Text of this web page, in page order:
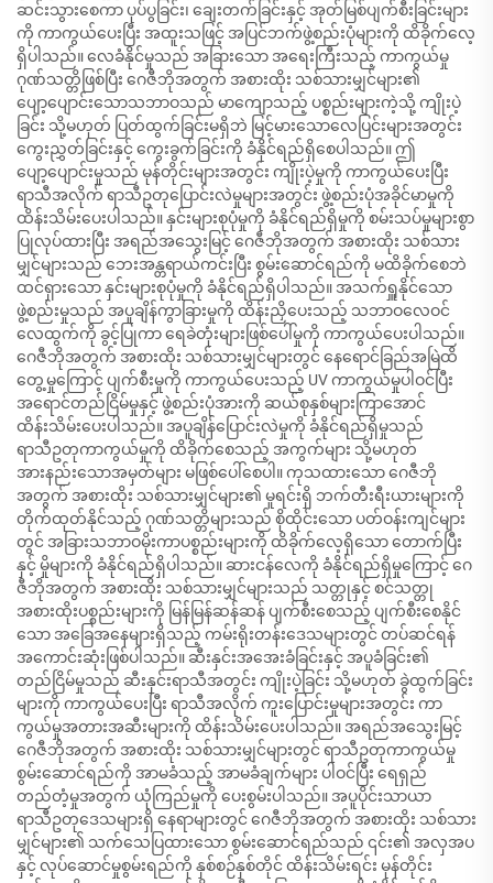
ဆင်းသွားစေကာ ပုပ်ပွခြင်း၊ ချေးတက်ခြင်းနှင့် အုတ်မြစ်ပျက်စီးခြင်းများ
ကို ကာကွယ်ပေးပြီး အထူးသဖြင့် အပြင်ဘက်ဖွဲ့စည်းပုံများကို ထိခိုက်လေ့
ရှိပါသည်။ လေခံနိုင်မှုသည် အခြားသော အရေးကြီးသည့် ကာကွယ်မှု
ဂုဏ်သတ္တိဖြစ်ပြီး ဂေဇီဘိုအတွက် အစားထိုး သစ်သားမျှင်များ၏
ပျော့ပျောင်းသောသဘာဝသည် မာကျောသည့် ပစ္စည်းများကဲ့သို့ ကျိုးပဲ့
ခြင်း သို့မဟုတ် ပြတ်ထွက်ခြင်းမရှိဘဲ မြင့်မားသောလေပြင်းများအတွင်း
ကွေးညွှတ်ခြင်းနှင့် ကွေးခွက်ခြင်းကို ခံနိုင်ရည်ရှိစေပါသည်။ ဤ
ပျော့ပျောင်းမှုသည် မုန်တိုင်းများအတွင်း ကျိုးပဲ့မှုကို ကာကွယ်ပေးပြီး
ရာသီအလိုက် ရာသီဥတုပြောင်းလဲမှုများအတွင်း ဖွဲ့စည်းပုံအခိုင်မာမှုကို
ထိန်းသိမ်းပေးပါသည်။ နှင်းများစုပုံမှုကို ခံနိုင်ရည်ရှိမှုကို စမ်းသပ်မှုများစွာ
ပြုလုပ်ထားပြီး အရည်အသွေးမြင့် ဂေဇီဘိုအတွက် အစားထိုး သစ်သား
မျှင်များသည် ဘေးအန္တရာယ်ကင်းပြီး စွမ်းဆောင်ရည်ကို မထိခိုက်စေဘဲ
ထင်ရှားသော နှင်းများစုပုံမှုကို ခံနိုင်ရည်ရှိပါသည်။ အသက်ရှူနိုင်သော
ဖွဲ့စည်းမှုသည် အပူချိန်ကွာခြားမှုကို ထိန်းညှိပေးသည့် သဘာဝလေဝင်
လေထွက်ကို ခွင့်ပြုကာ ရေခဲတုံးများဖြစ်ပေါ်မှုကို ကာကွယ်ပေးပါသည်။
ဂေဇီဘိုအတွက် အစားထိုး သစ်သားမျှင်များတွင် နေရောင်ခြည်အမြဲထိ
တွေ့မှုကြောင့် ပျက်စီးမှုကို ကာကွယ်ပေးသည့် UV ကာကွယ်မှုပါဝင်ပြီး
အရောင်တည်ငြိမ်မှုနှင့် ဖွဲ့စည်းပုံအားကို ဆယ်စုနှစ်များကြာအောင်
ထိန်းသိမ်းပေးပါသည်။ အပူချိန်ပြောင်းလဲမှုကို ခံနိုင်ရည်ရှိမှုသည်
ရာသီဥတုကာကွယ်မှုကို ထိခိုက်စေသည့် အကွက်များ သို့မဟုတ်
အားနည်းသောအမှတ်များ မဖြစ်ပေါ်စေပါ။ ကုသထားသော ဂေဇီဘို
အတွက် အစားထိုး သစ်သားမျှင်များ၏ မူရင်းရှိ ဘက်တီးရီးယားများကို
တိုက်ထုတ်နိုင်သည့် ဂုဏ်သတ္တိများသည် စိုထိုင်းသော ပတ်ဝန်းကျင်များ
တွင် အခြားသဘာဝမိုးကာပစ္စည်းများကို ထိခိုက်လေ့ရှိသော တောက်ပြီး
နှင့် မှိုများကို ခံနိုင်ရည်ရှိပါသည်။ ဆားငန်လေကို ခံနိုင်ရည်ရှိမှုကြောင့် ဂေ
ဇီဘိုအတွက် အစားထိုး သစ်သားမျှင်များသည် သတ္တုနှင့် စင်သတ္တု
အစားထိုးပစ္စည်းများကို မြန်မြန်ဆန်ဆန် ပျက်စီးစေသည့် ပျက်စီးစေနိုင်
သော အခြေအနေများရှိသည့် ကမ်းရိုးတန်းဒေသများတွင် တပ်ဆင်ရန်
အကောင်းဆုံးဖြစ်ပါသည်။ ဆီးနှင်းအအေးခံခြင်းနှင့် အပူခံခြင်း၏
တည်ငြိမ်မှုသည် ဆီးနှင်းရာသီအတွင်း ကျိုးပဲ့ခြင်း သို့မဟုတ် ခွဲထွက်ခြင်း
များကို ကာကွယ်ပေးပြီး ရာသီအလိုက် ကူးပြောင်းမှုများအတွင်း ကာ
ကွယ်မှုအတားအဆီးများကို ထိန်းသိမ်းပေးပါသည်။ အရည်အသွေးမြင့်
ဂေဇီဘိုအတွက် အစားထိုး သစ်သားမျှင်များတွင် ရာသီဥတုကာကွယ်မှု
စွမ်းဆောင်ရည်ကို အာမခံသည့် အာမခံချက်များ ပါဝင်ပြီး ရေရှည်
တည်တံ့မှုအတွက် ယုံကြည်မှုကို ပေးစွမ်းပါသည်။ အပူပိုင်းသာယာ
ရာသီဥတုဒေသများရှိ နေရာများတွင် ဂေဇီဘိုအတွက် အစားထိုး သစ်သား
မျှင်များ၏ သက်သေပြထားသော စွမ်းဆောင်ရည်သည် ၎င်း၏ အလှအပ
နှင့် လုပ်ဆောင်မှုစွမ်းရည်ကို နှစ်စဉ်နှစ်တိုင် ထိန်းသိမ်းရင်း မုန်တိုင်း